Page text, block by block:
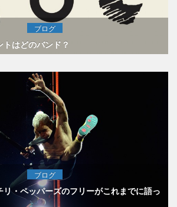
ブログ
はどのバンド？
ブログ
リ・ペッパーズのフリーがこれまでに語っ